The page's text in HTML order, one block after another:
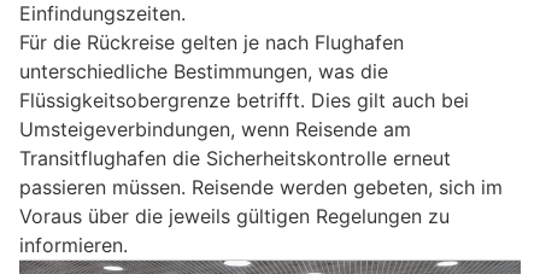
Einfindungszeiten.
Für die Rückreise gelten je nach Flughafen
unterschiedliche Bestimmungen, was die
Flüssigkeitsobergrenze betrifft. Dies gilt auch bei
Umsteigeverbindungen, wenn Reisende am
Transitflughafen die Sicherheitskontrolle erneut
passieren müssen. Reisende werden gebeten, sich im
Voraus über die jeweils gültigen Regelungen zu
informieren.